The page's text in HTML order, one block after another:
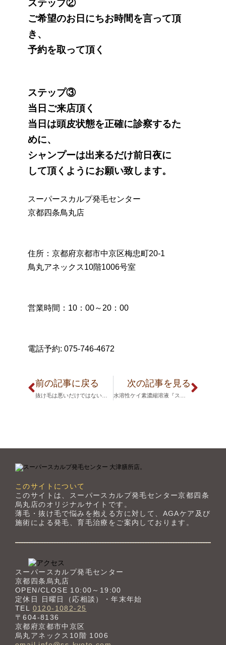
ステップ②
ご希望のお日にちお時間を言って頂
き、
予約を取って頂く
ステップ③
当日ご来店頂く
当日は頭皮状態を正確に診察するた
めに、
シャンプーは出来るだけ前日夜に
して頂くようにお願い致します。
スーパースカルプ発毛センター
京都四条鳥丸店
住所：京都府京都市中京区梅忠町20-1
鳥丸アネックス10階1006号室
営業時間：10：00～20：00
電話予約: 075-746-4672
前の記事に戻る 次の記事を見る
このサイトについて
このサイトは、スーパースカルプ発毛センター京都四条
烏丸店のオリジナルサイトです。
薄毛・抜け毛で悩みを抱える方に対して、AGAケア及び
施術による発毛、育毛治療をご案内しております。
スーパースカルプ発毛センター
京都四条烏丸店
OPEN/CLOSE 10:00～19:00
定休日 日曜日（応相談）・年末年始
TEL 0120-1082-25
〒604-8136
京都府京都市中京区
烏丸アネックス10階 1006